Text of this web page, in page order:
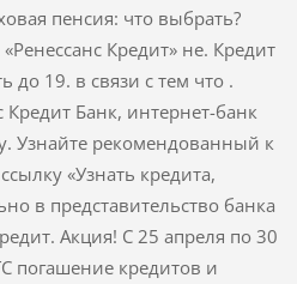
пенсия: что выбрать?
Кредит» не. Кредит
19. в связи с тем что .
Кредит Банк, интернет-банк
Узнайте рекомендованный к
«Узнать кредита,
в представительство банка
Акция! С 25 апреля по 30
погашение кредитов и